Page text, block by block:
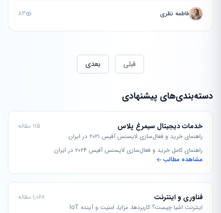
فاطمه نظری 83
قبلی بعدی
دسته‌بندی‌های پیشنهادی
خدمات دیجیتال سیمرغ پلاس
115 مقاله
راهنمای خرید و فعال‌سازی لایسنس آفیس ۲۰۲۱ در ایران
راهنمای کامل خرید و فعال‌سازی لایسنس آفیس ۲۰۲۴ در ایران
مشاهده مطالب
فناوری و اینترنت
1,068 مقاله
اینترنت اشیا چیست؟ کاربردها، مزایا، امنیت و آینده IoT